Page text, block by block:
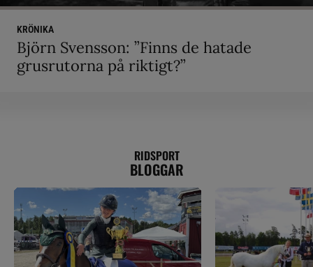
KRÖNIKA
Björn Svensson: ”Finns de hatade
grusrutorna på riktigt?”
RIDSPORT
BLOGGAR